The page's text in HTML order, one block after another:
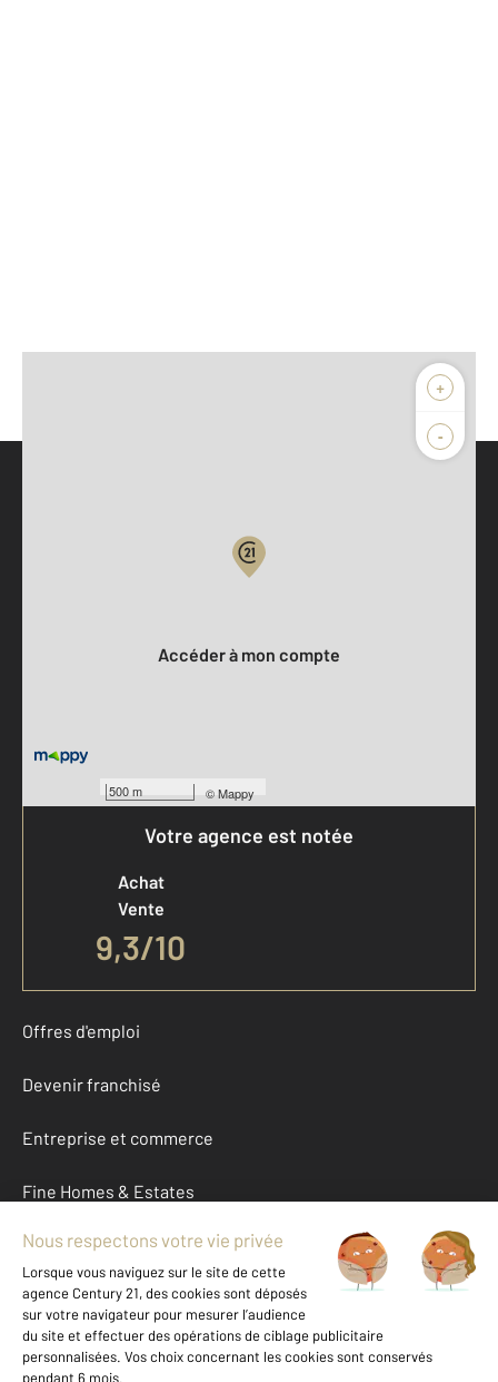
+
-
500 m ©Mappy
Accéder à mon compte
Votre agence est notée
Achat
Vente
9,3/10
Offres d'emploi
Devenir franchisé
Entreprise et commerce
Fine Homes & Estates
À propos
International
Nous contacter